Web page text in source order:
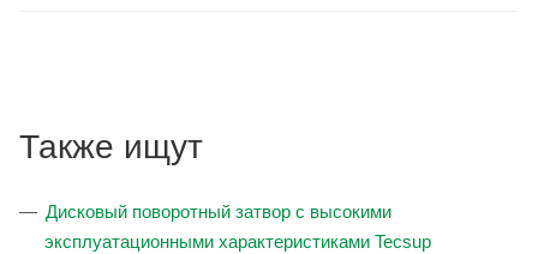
Также ищут
Дисковый поворотный затвор с высокими
эксплуатационными характеристиками Tecsup